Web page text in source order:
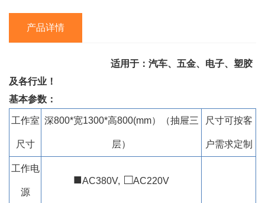
产品详情
适用于：汽车、五金、电子、塑胶
及各行业！
基本参数：
工作室
尺寸
深800*宽1300*高800(mm）（抽屉三
层）
尺寸可按客
户需求定制
工作电
源
■AC380V, □AC220V